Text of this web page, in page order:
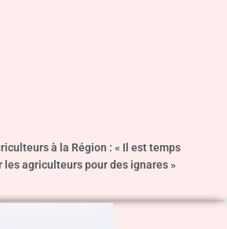
à la Région : « Il est temps
les agriculteurs pour des ignares »